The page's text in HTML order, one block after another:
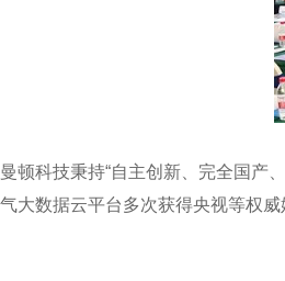
曼顿科技秉持“自主创新、完全国产
气大数据云平台多次获得央视等权